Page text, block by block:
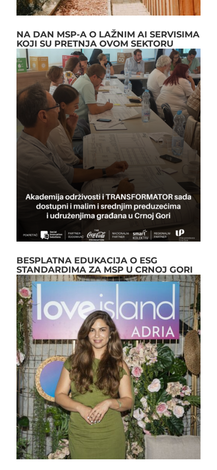
NA DAN MSP-A O LAŽNIM AI SERVISIMA
KOJI SU PRETNJA OVOM SEKTORU
BESPLATNA EDUKACIJA O ESG
STANDARDIMA ZA MSP U CRNOJ GORI